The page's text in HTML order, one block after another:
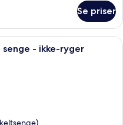
Se priser
pænt redt seng med hvide
- ikke-ryger